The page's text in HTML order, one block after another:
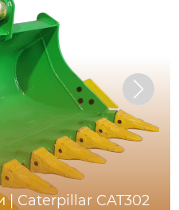
Caterpillar CAT302